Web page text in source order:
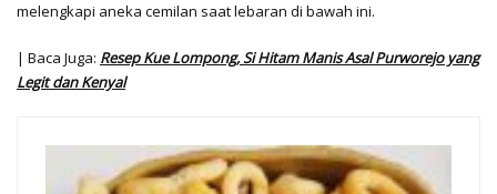
melengkapi aneka cemilan saat lebaran di bawah ini.
| Baca Juga: Resep Kue Lompong, Si Hitam Manis Asal Purworejo yang
Legit dan Kenyal